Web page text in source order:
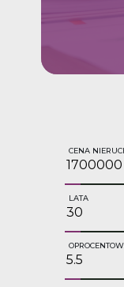
CENA
LATA